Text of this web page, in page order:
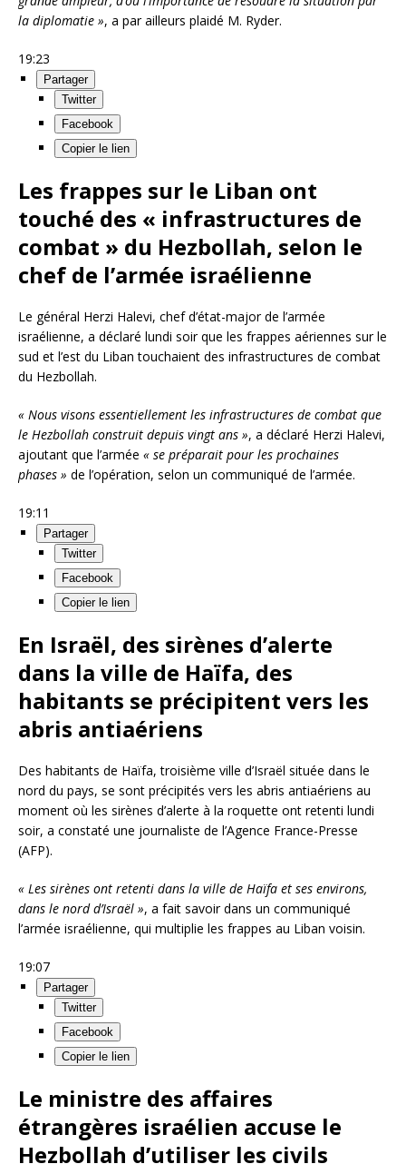
la diplomatie », a par ailleurs plaidé M. Ryder.
19:23
Partager
Twitter
Facebook
Copier le lien
Les frappes sur le Liban ont
touché des « infrastructures de
combat » du Hezbollah, selon le
chef de l’armée israélienne
Le général Herzi Halevi, chef d’état-major de l’armée
israélienne, a déclaré lundi soir que les frappes aériennes sur le
sud et l’est du Liban touchaient des infrastructures de combat
du Hezbollah.
« Nous visons essentiellement les infrastructures de combat que
le Hezbollah construit depuis vingt ans », a déclaré Herzi Halevi,
ajoutant que l’armée « se préparait pour les prochaines
phases » de l’opération, selon un communiqué de l’armée.
19:11
Partager
Twitter
Facebook
Copier le lien
En Israël, des sirènes d’alerte
dans la ville de Haïfa, des
habitants se précipitent vers les
abris antiaériens
Des habitants de Haïfa, troisième ville d’Israël située dans le
nord du pays, se sont précipités vers les abris antiaériens au
moment où les sirènes d’alerte à la roquette ont retenti lundi
soir, a constaté une journaliste de l’Agence France-Presse
(AFP).
« Les sirènes ont retenti dans la ville de Haïfa et ses environs,
dans le nord d’Israël », a fait savoir dans un communiqué
l’armée israélienne, qui multiplie les frappes au Liban voisin.
19:07
Partager
Twitter
Facebook
Copier le lien
Le ministre des affaires
étrangères israélien accuse le
Hezbollah d’utiliser les civils